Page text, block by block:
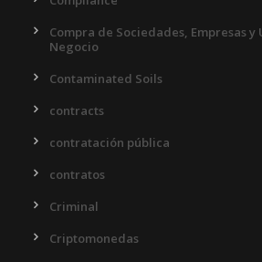
Compra de Sociedades, Empresas y
Negocio
Contaminated Soils
contracts
contratación pública
contratos
Criminal
Criptomonedas